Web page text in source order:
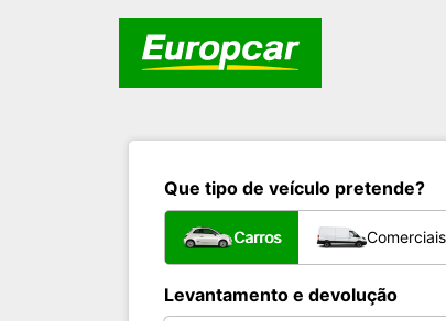
Que tipo de veículo pretende?
Carros Comerciais
Levantamento e devolução